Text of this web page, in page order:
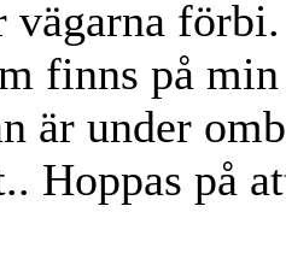
vägarna förbi.
finns på
är under
Hoppas på